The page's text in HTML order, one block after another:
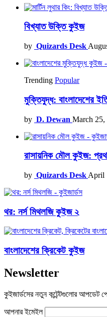
বিখ্যাত উক্তি কুইজ
by Quizards Desk
Trending Popular
মুক্তিযুদ্ধ: বাংলাদেশের
by D. Dewan March 25,
রাসায়নিক মৌল কুইজ:
by Quizards Desk April
থর: নর্স মিথলজি কুইজ ২
বাংলাদেশের ক্রিকেট কুইজ
Newsletter
কুইজার্ডসের নতুন কন্টেন্টগুলোর আপডেট
আপনার ইমেইল